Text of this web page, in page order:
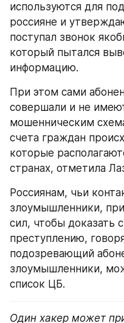
используются для
россияне и
поступал звонок
который пытался
информацию.
При этом сами
совершали и не
мошенническим
счета граждан
которые
странах, отметила
Россиянам, чьи
злоумышленники,
сил, чтобы доказать
преступлению,
подозревающий
злоумышленники,
список ЦБ.
Один хакер может